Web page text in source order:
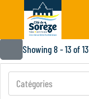
Showing 8 - 13 of 13
Catégories